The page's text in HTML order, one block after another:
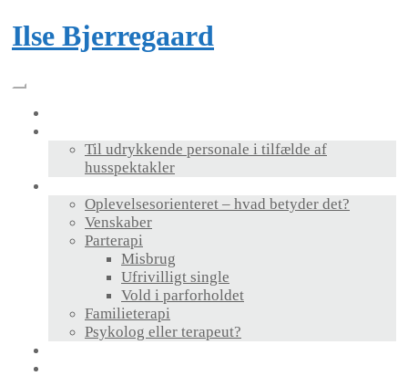
Skip
to
Ilse Bjerregaard
Til udrykkende personale i tilfælde af
husspektakler
Oplevelsesorienteret – hvad betyder det?
Venskaber
Parterapi
Misbrug
Ufrivilligt single
Vold i parforholdet
Familieterapi
Psykolog eller terapeut?